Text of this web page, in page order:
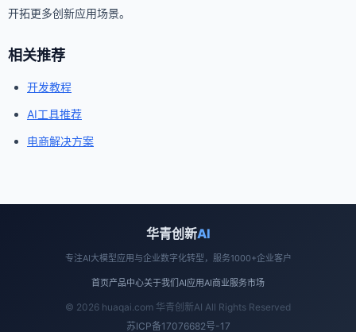
开拓更多创新应用场景。
相关推荐
开发教程
AI工具推荐
电商解决方案
华青创新AI
专注AI大模型应用与企业数字化转型，服务1000+企业客户
首页产品中心关于我们 AI应用AI商业服务市场
© 2026 huaqai.com 华青创新AI All Rights Reserved
苏ICP备17076682号-17